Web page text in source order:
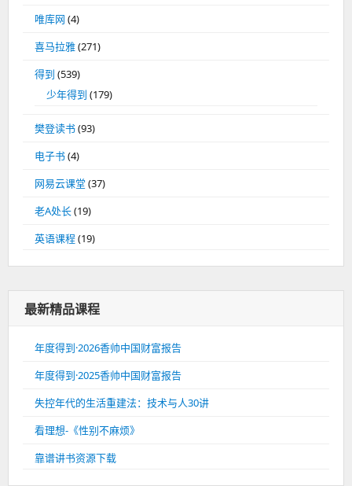
唯库网 (4)
喜马拉雅(271)
得到 (539)
少年得到 (179)
樊登读书(93)
电子书(4)
网易云课堂 (37)
老A处长(19)
英语课程(19)
最新精品课程
年度得到·2026香帅中国财富报告
年度得到·2025香帅中国财富报告
失控年代的生活重建法：技术与人30讲
看理想-《性别不麻烦》
靠谱讲书资源下载